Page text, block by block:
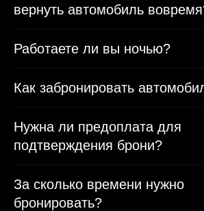
вернуть автомобиль
Работаете ли вы ночью?
Как забронировать
Нужна ли предоплата для
подтверждения брони?
За сколько времени нужно
бронировать?